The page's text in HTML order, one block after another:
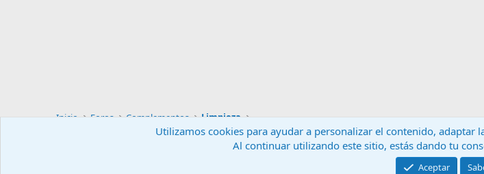
Inicio Foros Complementos Limpieza
®
Utilizamos cookies para ayudar a personalizar el contenido, adaptar
Al continuar utilizando este sitio, estás dando tu
Aceptar